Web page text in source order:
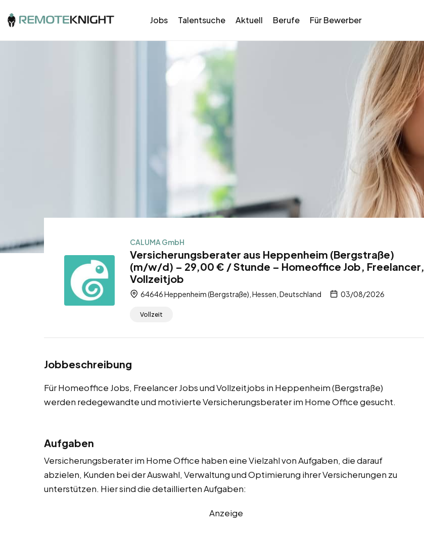
Jobs Talentsuche Aktuell Berufe Für Bewerber
CALUMA GmbH
Versicherungsberater aus Heppenheim (Bergstraße)
(m/w/d) – 29,00 € / Stunde – Homeoffice Job, Freelancer,
Vollzeitjob
64646 Heppenheim (Bergstraße), Hessen, Deutschland 03/08/2026
Vollzeit
Jobbeschreibung
Für Homeoffice Jobs, Freelancer Jobs und Vollzeitjobs in Heppenheim (Bergstraße)
werden redegewandte und motivierte Versicherungsberater im Home Office gesucht.
Aufgaben
Versicherungsberater im Home Office haben eine Vielzahl von Aufgaben, die darauf
abzielen, Kunden bei der Auswahl, Verwaltung und Optimierung ihrer Versicherungen zu
unterstützen. Hier sind die detaillierten Aufgaben:
Anzeige